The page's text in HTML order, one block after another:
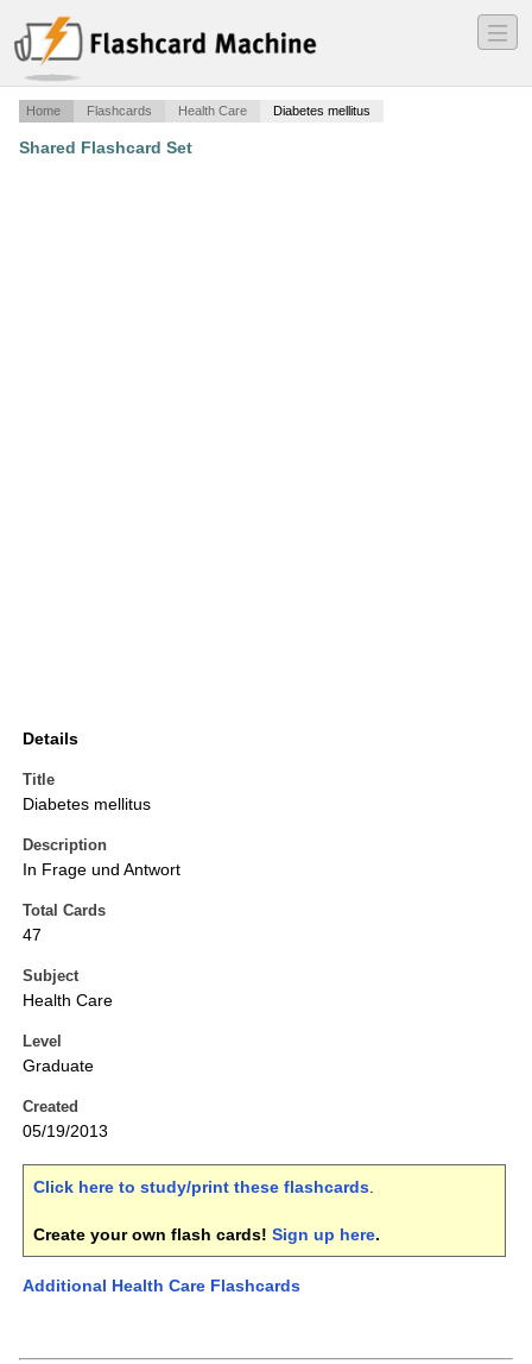
―
―
―
Home Flashcards Health Care Diabetes mellitus
Shared Flashcard Set
Details
Title
Diabetes mellitus
Description
In Frage und Antwort
Total Cards
47
Subject
Health Care
Level
Graduate
Created
05/19/2013
Click here to study/print these flashcards.
Create your own flash cards! Sign up here.
Additional Health Care Flashcards